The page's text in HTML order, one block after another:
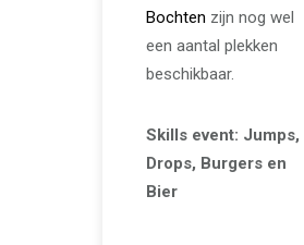
Bochten zijn nog wel
een aantal plekken
beschikbaar.
Skills event: Jumps,
Drops, Burgers en
Bier